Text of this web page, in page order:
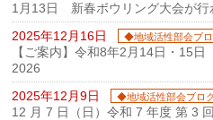
1月13日 新春ボウリング大会が行
2025年12月16日
◆地域活性部会ブ
【ご案内】令和8年2月14日・15
2026
2025年12月9日
◆地域活性部会ブロ
12 月 7 日（日）令和 7 年度 第 3